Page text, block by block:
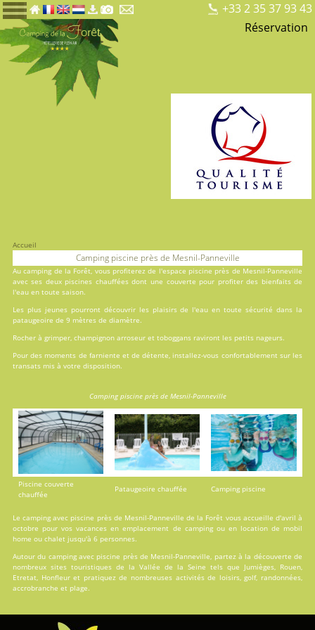
+33 2 35 37 93 43
Réservation
Accueil
Camping piscine près de Mesnil-Panneville
Aucamping de la Forêt, vous profiterez de l'espace piscine près de Mesnil-Panneville
avec ses deux piscines chauffées dont une couverte pour profiter des bienfaits de
l'eau en toute saison.
Les plus jeunes pourront découvrir les plaisirs de l'eau en toute sécurité dans la
pataugeoire de 9 mètres de diamètre.
Rocher à grimper, champignon arroseur et toboggans raviront les petits nageurs.
Pour des moments de farniente et de détente, installez-vous confortablement sur les
transats mis à votre disposition.
Camping piscine près de Mesnil-Panneville
Piscine couverte
chauffée
Pataugeoire chauffée Camping piscine
Le camping avec piscine près de Mesnil-Panneville de la Forêt vous accueille d'avril à
octobre pour vos vacances enemplacement de campingou en locationde mobil
home ou chalet jusqu'à 6 personnes.
Autour du camping avec piscine près de Mesnil-Panneville, partez à la découverte de
nombreux sites touristiques de la Vallée de la Seine tels que Jumièges, Rouen,
Etretat, Honfleur et pratiquez de nombreuses activités de loisirs, golf, randonnées,
accrobranche et plage.